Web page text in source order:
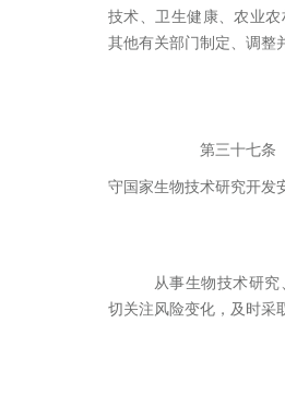
技术、卫生健康、农业
其他有关部门制定、调整
第三十七条
守国家生物技术研究开发
从事生物技术研
切关注风险变化，及时采